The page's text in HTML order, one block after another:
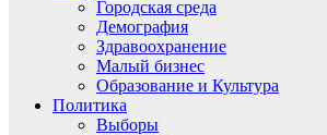
Городская среда
Демография
Здравоохранение
Малый бизнес
Образование и Культура
Политика
Выборы